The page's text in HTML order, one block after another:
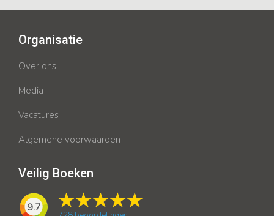
Organisatie
Over ons
Media
Vacatures
Algemene voorwaarden
Veilig Boeken
9.7